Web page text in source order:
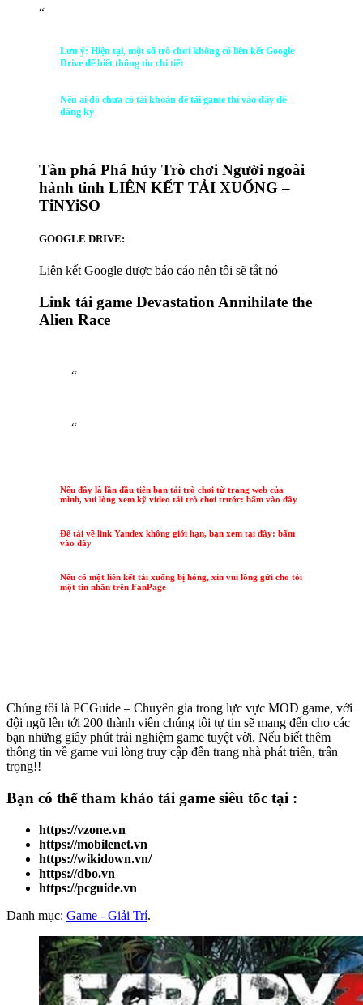
“
Lưu ý: Hiện tại, một số trò chơi không có liên kết Google
Drive để biết thông tin chi tiết
Nếu ai đó chưa có tài khoản để tải game thì vào đây để
đăng ký
Tàn phá Phá hủy Trò chơi Người ngoài
hành tinh LIÊN KẾT TẢI XUỐNG –
TiNYiSO
GOOGLE DRIVE:
Liên kết Google được báo cáo nên tôi sẽ tắt nó
Link tải game Devastation Annihilate the
Alien Race
“
“
Nếu đây là lần đầu tiên bạn tải trò chơi từ trang web của
mình, vui lòng xem kỹ video tải trò chơi trước: bấm vào đây
Để tải về link Yandex không giới hạn, bạn xem tại đây: bấm
vào đây
Nếu có một liên kết tải xuống bị hỏng, xin vui lòng gửi cho tôi
một tin nhắn trên FanPage
Chúng tôi là PCGuide – Chuyên gia trong lực vực MOD game, với
đội ngũ lên tới 200 thành viên chúng tôi tự tin sẽ mang đến cho các
bạn những giây phút trải nghiệm game tuyệt vời. Nếu biết thêm
thông tin về game vui lòng truy cập đến trang nhà phát triển, trân
trọng!!
Bạn có thể tham khảo tải game siêu tốc tại :
https://vzone.vn
https://mobilenet.vn
https://wikidown.vn/
https://dbo.vn
https://pcguide.vn
Danh mục: Game - Giải Trí.